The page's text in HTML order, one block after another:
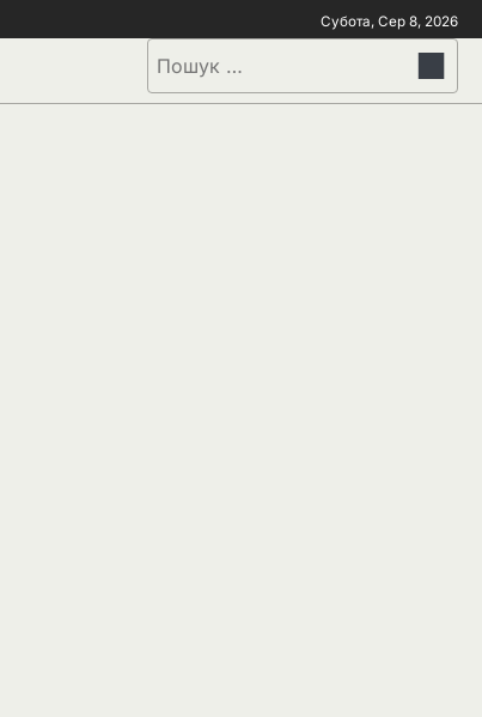
Субота, Сер 8, 2026